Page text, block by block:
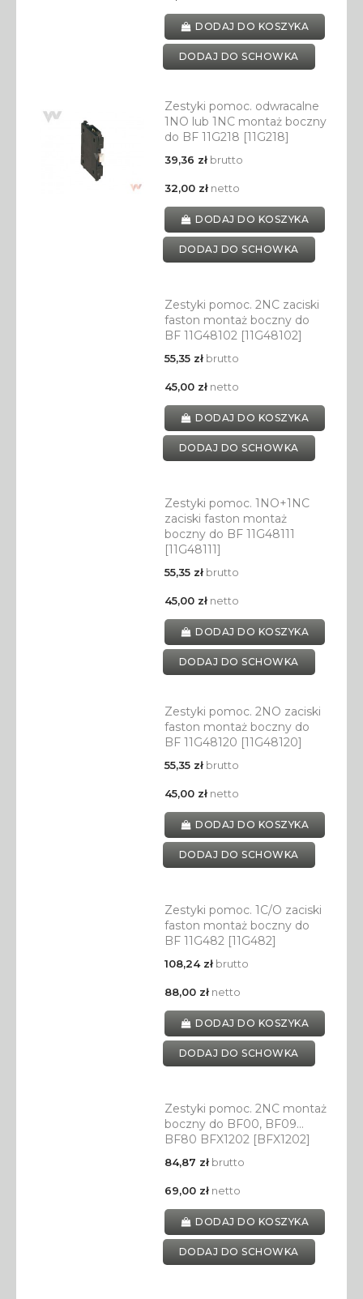
DODAJ DO KOSZYKA
DODAJ DO SCHOWKA
Zestyki pomoc. odwracalne
1NO lub 1NC montaż boczny
do BF 11G218 [11G218]
39,36 złbrutto
32,00 złnetto
DODAJ DO KOSZYKA
DODAJ DO SCHOWKA
Zestyki pomoc. 2NC zaciski
faston montaż boczny do
BF 11G48102 [11G48102]
55,35 złbrutto
45,00 złnetto
DODAJ DO KOSZYKA
DODAJ DO SCHOWKA
Zestyki pomoc. 1NO+1NC
zaciski faston montaż
boczny do BF 11G48111
[11G48111]
55,35 złbrutto
45,00 złnetto
DODAJ DO KOSZYKA
DODAJ DO SCHOWKA
Zestyki pomoc. 2NO zaciski
faston montaż boczny do
BF 11G48120 [11G48120]
55,35 złbrutto
45,00 złnetto
DODAJ DO KOSZYKA
DODAJ DO SCHOWKA
Zestyki pomoc. 1C/O zaciski
faston montaż boczny do
BF 11G482 [11G482]
108,24 złbrutto
88,00 złnetto
DODAJ DO KOSZYKA
DODAJ DO SCHOWKA
Zestyki pomoc. 2NC montaż
boczny do BF00, BF09…
BF80 BFX1202 [BFX1202]
84,87 złbrutto
69,00 złnetto
DODAJ DO KOSZYKA
DODAJ DO SCHOWKA